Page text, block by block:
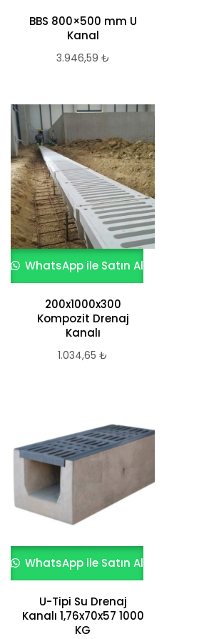
BBS 800×500 mm U
Kanal
3.946,59 ₺
WhatsApp ile Satın Al
200x1000x300
Kompozit Drenaj
Kanalı
1.034,65 ₺
WhatsApp ile Satın Al
U-Tipi Su Drenaj
Kanalı 1,76x70x57 1000
KG